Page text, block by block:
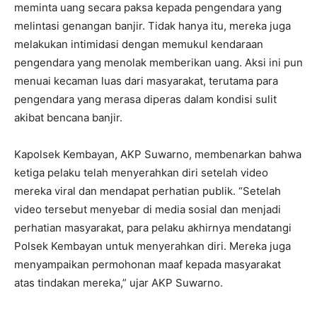
meminta uang secara paksa kepada pengendara yang
melintasi genangan banjir. Tidak hanya itu, mereka juga
melakukan intimidasi dengan memukul kendaraan
pengendara yang menolak memberikan uang. Aksi ini pun
menuai kecaman luas dari masyarakat, terutama para
pengendara yang merasa diperas dalam kondisi sulit
akibat bencana banjir.
Kapolsek Kembayan, AKP Suwarno, membenarkan bahwa
ketiga pelaku telah menyerahkan diri setelah video
mereka viral dan mendapat perhatian publik. “Setelah
video tersebut menyebar di media sosial dan menjadi
perhatian masyarakat, para pelaku akhirnya mendatangi
Polsek Kembayan untuk menyerahkan diri. Mereka juga
menyampaikan permohonan maaf kepada masyarakat
atas tindakan mereka,” ujar AKP Suwarno.